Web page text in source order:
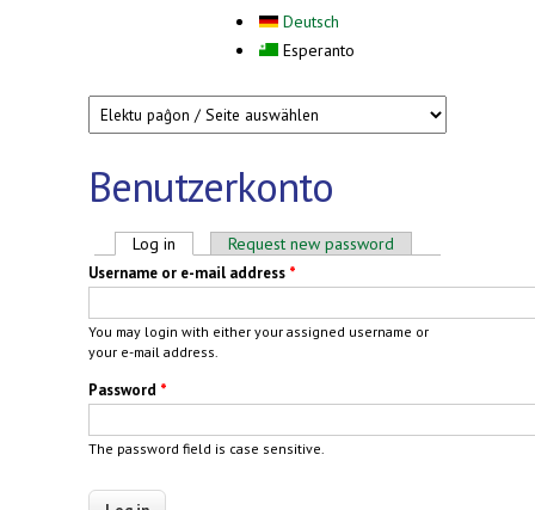
Deutsch
Esperanto
Benutzerkonto
Primary tabs
Log in (active tab)Request new password
Username or e-mail address *
You may login with either your assigned username or
your e-mail address.
Password *
The password field is case sensitive.